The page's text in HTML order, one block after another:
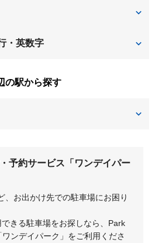
交北
杉山手
長尾台
・英数字
の駅から探す
予約サービス「ワンデイパー
、お出かけ先での駐車場にお困り
きる駐車場をお探しなら、Park
ンデイパーク」をご利用くださ